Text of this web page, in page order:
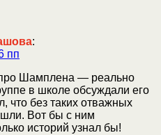
:
пп
Шамплена — реально
в школе обсуждали его
что без таких отважных
Вот бы с ним
историй узнал бы!